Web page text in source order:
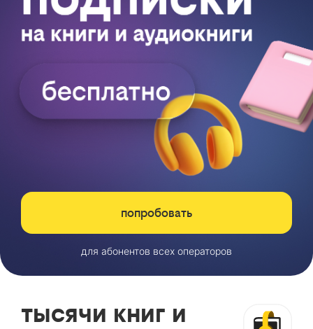
попробовать
для абонентов всех операторов
тысячи книг и